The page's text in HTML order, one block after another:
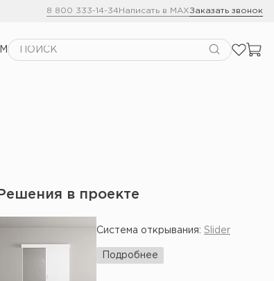
8 800 333-14-34Написать в MAXЗаказать звонок
Решения в проекте
Система открывания: Slider
Подробнее